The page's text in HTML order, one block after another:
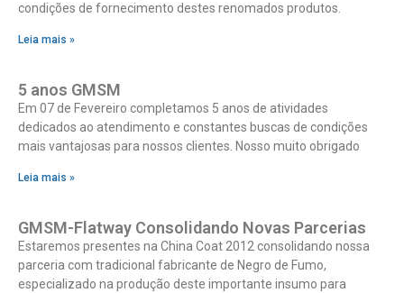
condições de fornecimento destes renomados produtos.
Leia mais »
5 anos GMSM
Em 07 de Fevereiro completamos 5 anos de atividades
dedicados ao atendimento e constantes buscas de condições
mais vantajosas para nossos clientes. Nosso muito obrigado
Leia mais »
GMSM-Flatway Consolidando Novas Parcerias
Estaremos presentes na China Coat 2012 consolidando nossa
parceria com tradicional fabricante de Negro de Fumo,
especializado na produção deste importante insumo para